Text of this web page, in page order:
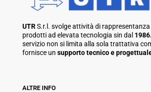
UTRS.r.l. svolge attività di
prodotti ad elevata tecnologia sin dal 1986.
servizio non si limita alla sola trattativa
fornisce un supporto tecnico e
ALTRE INFO